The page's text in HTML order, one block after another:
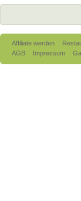
Affiliate werden
AGB
Impressum